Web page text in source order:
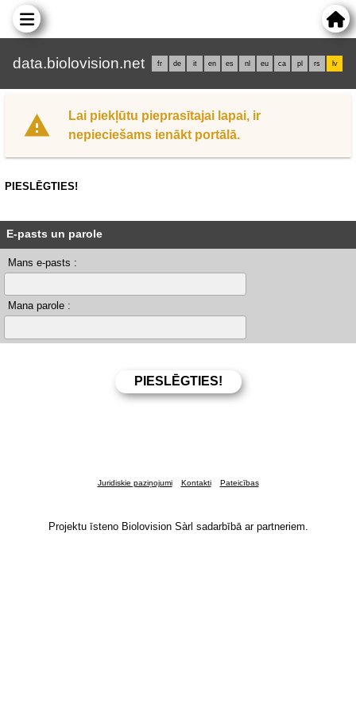
data.biolovision.net fr de it en es nl eu ca pl rs lv
Lai piekļūtu pieprasītajai lapai, ir
nepieciešams ienākt portālā.
PIESLĒGTIES!
E-pasts un parole
Mans e-pasts :
Mana parole :
Juridiskie paziņojumi Kontakti Pateicības
Projektu īsteno Biolovision Sàrl sadarbībā ar partneriem.